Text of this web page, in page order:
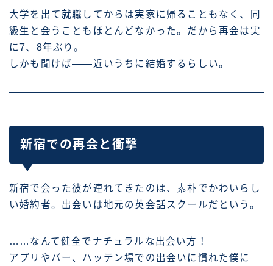
大学を出て就職してからは実家に帰ることもなく、同
級生と会うこともほとんどなかった。だから再会は実
に7、8年ぶり。
しかも聞けば――近いうちに結婚するらしい。
新宿での再会と衝撃
新宿で会った彼が連れてきたのは、素朴でかわいらし
い婚約者。出会いは地元の英会話スクールだという。
……なんて健全でナチュラルな出会い方！
アプリやバー、ハッテン場での出会いに慣れた僕に